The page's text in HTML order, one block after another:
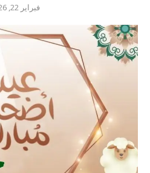
فبراير 22, 2026